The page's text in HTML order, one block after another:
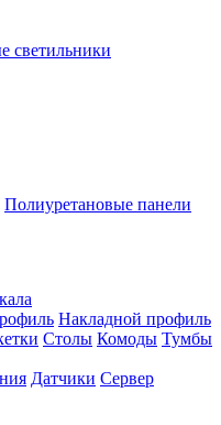
светильники
Полиуретановые панели
Накладной профиль
Столы Комоды Тумбы
Датчики Сервер